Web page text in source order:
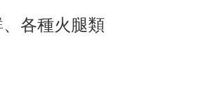
各種火腿類